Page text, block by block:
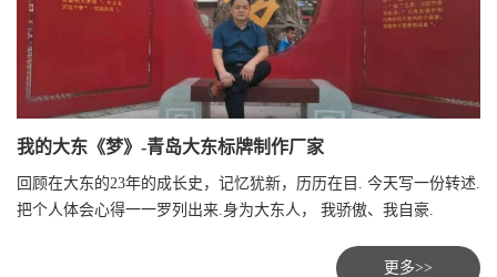
我的大东《梦》-青岛大东标牌制作厂家
回顾在大东的23年的成长史，记忆犹新，历历在目. 今天写一份转述.
把个人体会心得一一罗列出来.身为大东人， 我骄傲、我自豪.
更多>>